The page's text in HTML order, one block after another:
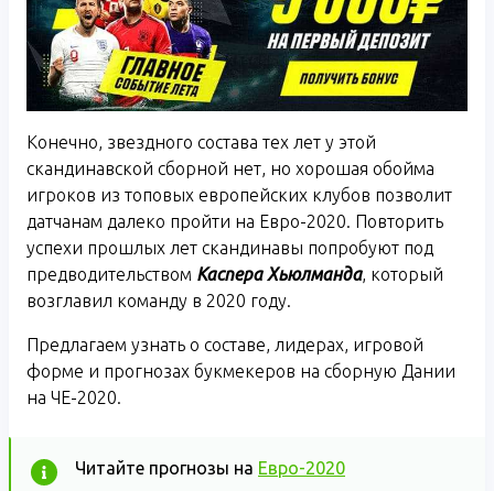
Конечно, звездного состава тех лет у этой
скандинавской сборной нет, но хорошая обойма
игроков из топовых европейских клубов позволит
датчанам далеко пройти на Евро-2020. Повторить
успехи прошлых лет скандинавы попробуют под
предводительством Каспера Хьюлманда, который
возглавил команду в 2020 году.
Предлагаем узнать о составе, лидерах, игровой
форме и прогнозах букмекеров на сборную Дании
на ЧЕ-2020.
Читайте прогнозы на Евро-2020